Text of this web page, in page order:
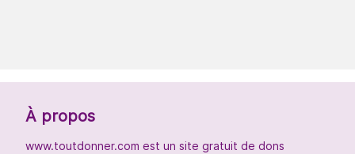
À propos
www.toutdonner.com est un site gratuit de dons